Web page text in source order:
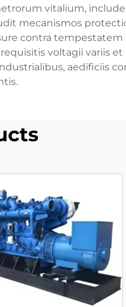
vitalium,
mecanismos
contra
voltagii variis
aedificiis